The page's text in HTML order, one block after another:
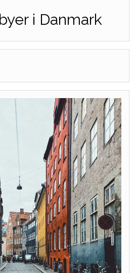
i Danmark